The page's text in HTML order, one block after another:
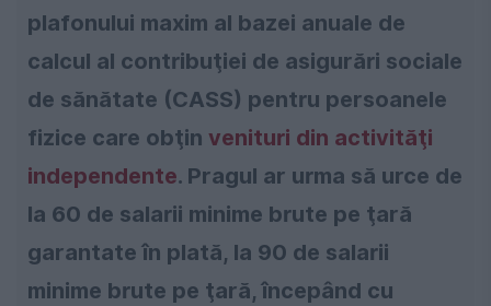
plafonului maxim al bazei anuale de
calcul al contribuţiei de asigurări sociale
de sănătate (CASS) pentru persoanele
fizice care obţin venituri din activităţi
independente. Pragul ar urma să urce de
la 60 de salarii minime brute pe ţară
garantate în plată, la 90 de salarii
minime brute pe ţară, începând cu